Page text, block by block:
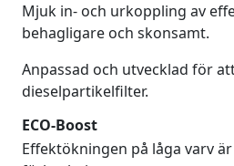
Mjuk in- och urkoppling av
behagligare och skonsamt.
Anpassad och utvecklad för
dieselpartikelfilter.
ECO-Boost
Effektökningen på låga varv